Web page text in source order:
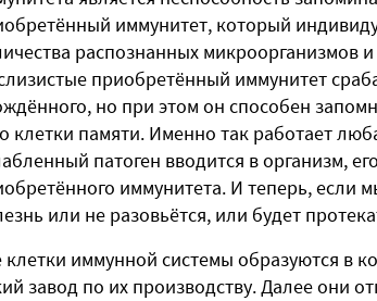
иммунитет, который
распознанных микроорганизмов
приобретённый иммунитет
но при этом он способен
клетки памяти. Именно так работает
патоген вводится в организм,
иммунитета. И теперь, если
или не разовьётся, или будет
клетки иммунной системы образуются в
завод по их производству.Далее они